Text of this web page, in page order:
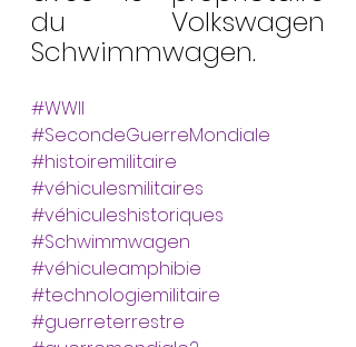
du Volkswagen
Schwimmwagen.
#WWII
#SecondeGuerreMondiale
#histoiremilitaire
#véhiculesmilitaires
#véhiculeshistoriques
#Schwimmwagen
#véhiculeamphibie
#technologiemilitaire
#guerreterrestre